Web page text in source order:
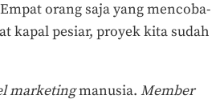
orang saja yang mencoba-
kapal pesiar, proyek kita sudah
marketingmanusia. Member